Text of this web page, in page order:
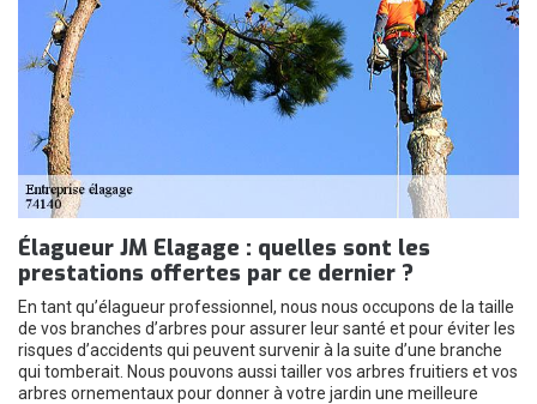
Élagueur JM Elagage : quelles sont les
prestations offertes par ce dernier ?
En tant qu’élagueur professionnel, nous nous occupons de la taille
de vos branches d’arbres pour assurer leur santé et pour éviter les
risques d’accidents qui peuvent survenir à la suite d’une branche
qui tomberait. Nous pouvons aussi tailler vos arbres fruitiers et vos
arbres ornementaux pour donner à votre jardin une meilleure